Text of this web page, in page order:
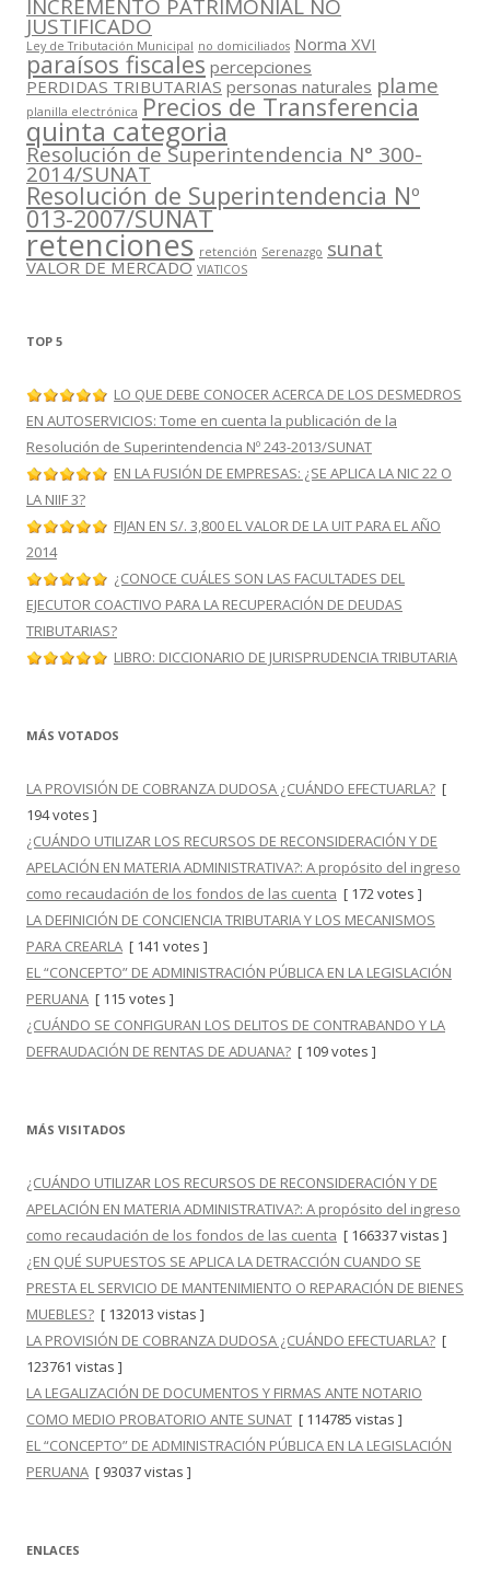
INCREMENTO PATRIMONIAL NO
JUSTIFICADO
Ley de Tributación Municipal no domiciliados Norma XVI
paraísos fiscales percepciones
PERDIDAS TRIBUTARIAS personas naturales plame
planilla electrónica Precios de Transferencia
quinta categoria
Resolución de Superintendencia N° 300-
2014/SUNAT
Resolución de Superintendencia Nº
013-2007/SUNAT
retenciones retención Serenazgo sunat
VALOR DE MERCADO VIATICOS
TOP 5
LO QUE DEBE CONOCER ACERCA DE LOS DESMEDROS
EN AUTOSERVICIOS: Tome en cuenta la publicación de la
Resolución de Superintendencia Nº 243-2013/SUNAT
EN LA FUSIÓN DE EMPRESAS: ¿SE APLICA LA NIC 22 O
LA NIIF 3?
FIJAN EN S/. 3,800 EL VALOR DE LA UIT PARA EL AÑO
2014
¿CONOCE CUÁLES SON LAS FACULTADES DEL
EJECUTOR COACTIVO PARA LA RECUPERACIÓN DE DEUDAS
TRIBUTARIAS?
LIBRO: DICCIONARIO DE JURISPRUDENCIA TRIBUTARIA
MÁS VOTADOS
LA PROVISIÓN DE COBRANZA DUDOSA ¿CUÁNDO EFECTUARLA? [
194 votes ]
¿CUÁNDO UTILIZAR LOS RECURSOS DE RECONSIDERACIÓN Y DE
APELACIÓN EN MATERIA ADMINISTRATIVA?: A propósito del ingreso
como recaudación de los fondos de las cuenta [ 172 votes ]
LA DEFINICIÓN DE CONCIENCIA TRIBUTARIA Y LOS MECANISMOS
PARA CREARLA [ 141 votes ]
EL “CONCEPTO” DE ADMINISTRACIÓN PÚBLICA EN LA LEGISLACIÓN
PERUANA [ 115 votes ]
¿CUÁNDO SE CONFIGURAN LOS DELITOS DE CONTRABANDO Y LA
DEFRAUDACIÓN DE RENTAS DE ADUANA? [ 109 votes ]
MÁS VISITADOS
¿CUÁNDO UTILIZAR LOS RECURSOS DE RECONSIDERACIÓN Y DE
APELACIÓN EN MATERIA ADMINISTRATIVA?: A propósito del ingreso
como recaudación de los fondos de las cuenta [ 166337 vistas ]
¿EN QUÉ SUPUESTOS SE APLICA LA DETRACCIÓN CUANDO SE
PRESTA EL SERVICIO DE MANTENIMIENTO O REPARACIÓN DE BIENES
MUEBLES? [ 132013 vistas ]
LA PROVISIÓN DE COBRANZA DUDOSA ¿CUÁNDO EFECTUARLA? [
123761 vistas ]
LA LEGALIZACIÓN DE DOCUMENTOS Y FIRMAS ANTE NOTARIO
COMO MEDIO PROBATORIO ANTE SUNAT [ 114785 vistas ]
EL “CONCEPTO” DE ADMINISTRACIÓN PÚBLICA EN LA LEGISLACIÓN
PERUANA [ 93037 vistas ]
ENLACES